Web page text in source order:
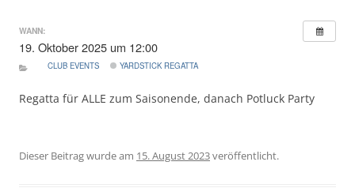
WANN:
19. Oktober 2025 um 12:00
CLUB EVENTS YARDSTICK REGATTA
Regatta für ALLE zum Saisonende, danach Potluck Party
Dieser Beitrag wurde am 15. August 2023veröffentlicht.